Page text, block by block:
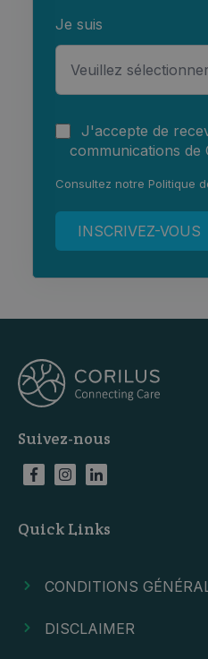
Je suis
J'accepte de
communications de
Consultez notre Politique
Suivez-nous
Quick Links
CONDITIONS
DISCLAIMER